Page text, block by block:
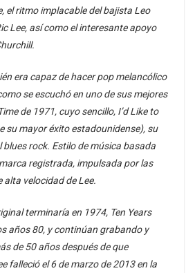
el ritmo implacable del bajista Leo
Lee, así como el interesante apoyo
era capaz de hacer pop melancólico
se escuchó en uno de sus mejores
de 1971, cuyo sencillo, I’d Like to
su mayor éxito estadounidense), su
blues rock. Estilo de música basada
registrada, impulsada por las
velocidad de Lee.
terminaría en 1974, Ten Years
años 80, y continúan grabando y
de 50 años después de que
falleció el 6 de marzo de 2013 en la